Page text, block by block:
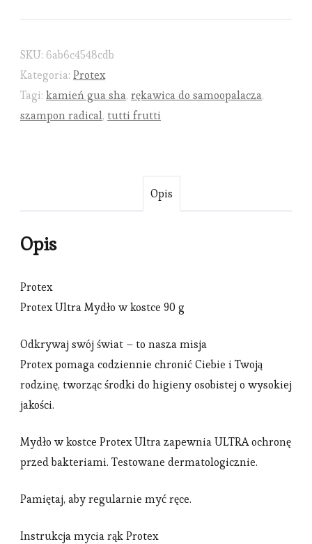
SKU: 6ab6c4548cdb
Kategoria: Protex
Tagi: kamień gua sha, rękawica do samoopalacza,
szampon radical, tutti frutti
Opis
Opis
Protex
Protex Ultra Mydło w kostce 90 g
Odkrywaj swój świat – to nasza misja
Protex pomaga codziennie chronić Ciebie i Twoją
rodzinę, tworząc środki do higieny osobistej o wysokiej
jakości.
Mydło w kostce Protex Ultra zapewnia ULTRA ochronę
przed bakteriami. Testowane dermatologicznie.
Pamiętaj, aby regularnie myć ręce.
Instrukcja mycia rąk Protex